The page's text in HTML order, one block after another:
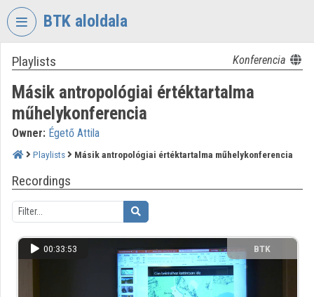
Skip header
BTK aloldala
VIDEO
RESEARCH
CENTRE
FOR
THE
HUMANTITIES
Organization home
Log In
Organization discovery
Playlists Konferencia
Másik antropológiai értéktartalma
műhelykonferencia
Owner: Égető Attila
Playlists Másik antropológiai értéktartalma műhelykonferencia
Recordings
00:33:53 BTK